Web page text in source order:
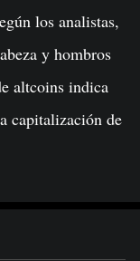
los analistas,
y hombros
altcoins indica
capitalización de